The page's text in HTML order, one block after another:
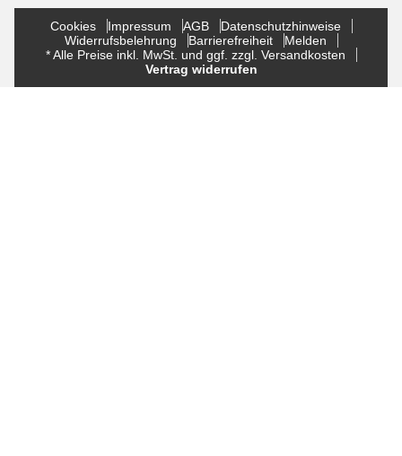
Cookies Impressum AGB
Datenschutzhinweise
Widerrufsbelehrung
Barrierefreiheit
Melden
* Alle Preise inkl. MwSt. und ggf. zzgl. Versandkosten
Vertrag widerrufen